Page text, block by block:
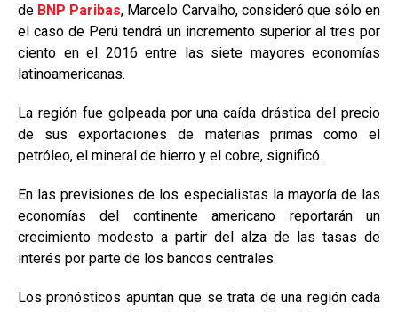
de BNP Paribas, Marcelo Carvalho, consideró que sólo en
el caso de Perú tendrá un incremento superior al tres por
ciento en el 2016 entre las siete mayores economías
latinoamericanas.
La región fue golpeada por una caída drástica del precio
de sus exportaciones de materias primas como el
petróleo, el mineral de hierro y el cobre, significó.
En las previsiones de los especialistas la mayoría de las
economías del continente americano reportarán un
crecimiento modesto a partir del alza de las tasas de
interés por parte de los bancos centrales.
Los pronósticos apuntan que se trata de una región cada